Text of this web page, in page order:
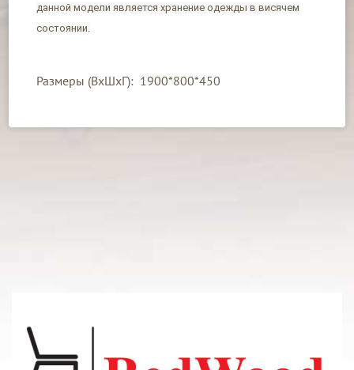
данной модели является хранение одежды в висячем
состоянии.
Размеры (ВхШхГ): 1900*800*450